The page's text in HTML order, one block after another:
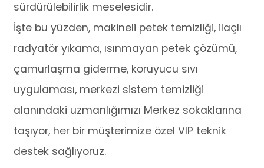
sürdürülebilirlik meselesidir.
İşte bu yüzden, makineli petek temizliği, ilaçlı
radyatör yıkama, ısınmayan petek çözümü,
çamurlaşma giderme, koruyucu sıvı
uygulaması, merkezi sistem temizliği
alanındaki uzmanlığımızı Merkez sokaklarına
taşıyor, her bir müşterimize özel VIP teknik
destek sağlıyoruz.